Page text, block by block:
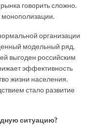
говорить сложно.
организации
модельный ряд.
выгоден российским
эффективность
жизни населения.
стало развитие
ситуацию?